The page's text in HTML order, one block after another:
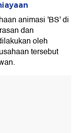
animasi 'BS' di
dan
oleh
tersebut